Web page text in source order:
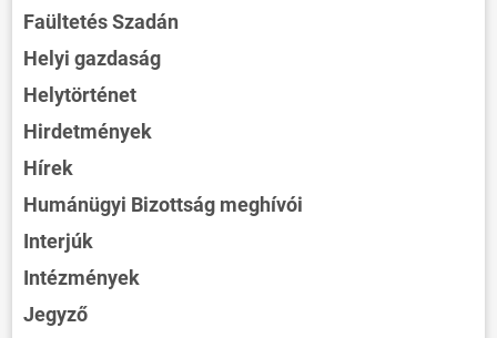
Faültetés Szadán
Helyi gazdaság
Helytörténet
Hirdetmények
Hírek
Humánügyi Bizottság meghívói
Interjúk
Intézmények
Jegyző